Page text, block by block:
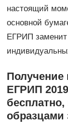
настоящий
основной
ЕГРИП заменит
ЕГРИП
образцами